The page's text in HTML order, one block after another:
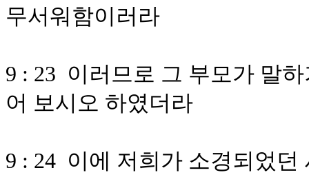
무서워함이러라
9 : 23 이러므로 그 부모가 말
어 보시오 하였더라
9 : 24 이에 저희가 소경되었